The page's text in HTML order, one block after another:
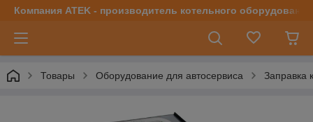
Компания ATEK - производитель котельного оборудования
Товары Оборудование для автосервиса Заправка